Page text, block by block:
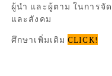
ผู้นำ และผู้ตาม ในการ
และสังคม
ศึกษาเพิ่มเติมCLICK!